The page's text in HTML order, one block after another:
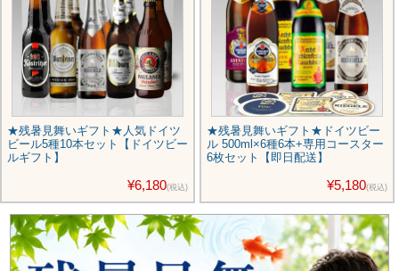
★残暑見舞いギフト★人気ドイツ
ビール5種10本セット【ドイツビー
ルギフト】
¥6,180(税込)
★残暑見舞いギフト★ドイツビー
ル 500ml×6種6本+専用コースター
6枚セット【即日配送】
¥5,180(税込)